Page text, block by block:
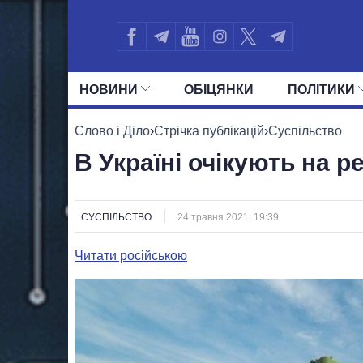
НОВИНИ ОБIЦЯНКИ ПОЛIТИКИ
УСІ ПОЛІТИКИ ПРЕЗИДЕНТ І ОФІС
Слово і Діло›Стрічка публікацій›Суспільство
В Україні очікують на
СУСПІЛЬСТВО 24 травня 2021, 19:39
Читати російською